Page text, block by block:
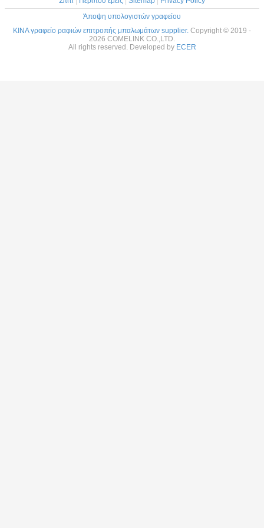
Άποψη υπολογιστών γραφείου
ΚΙΝΑ γραφείο ραφιών επιτροπής μπαλωμάτων supplier. Copyright © 2019 -
2026 COMELINK CO.,LTD.
All rights reserved. Developed by ECER